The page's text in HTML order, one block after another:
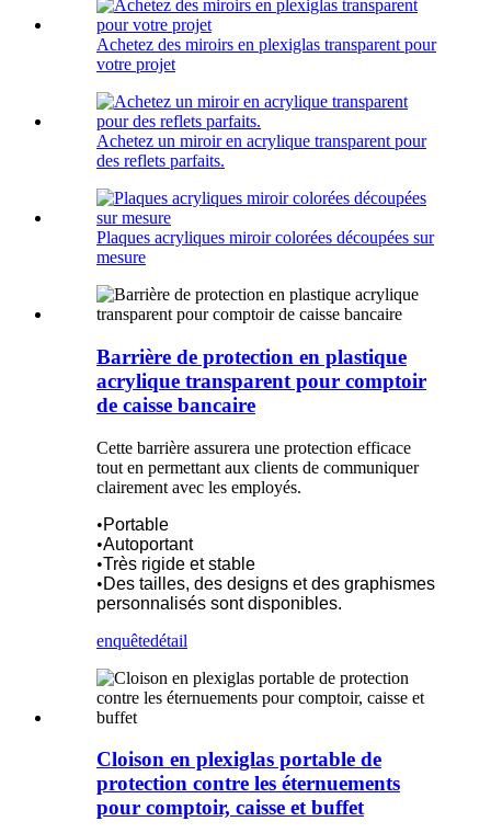
Achetez des miroirs en plexiglas transparent pour
votre projet
Achetez un miroir en acrylique transparent pour
des reflets parfaits.
Plaques acryliques miroir colorées découpées sur
mesure
Barrière de protection en plastique
acrylique transparent pour comptoir
de caisse bancaire
Cette barrière assurera une protection efficace
tout en permettant aux clients de communiquer
clairement avec les employés.
•Portable
•Autoportant
•Très rigide et stable
•Des tailles, des designs et des graphismes
personnalisés sont disponibles.
enquêtedétail
Cloison en plexiglas portable de
protection contre les éternuements
pour comptoir, caisse et buffet